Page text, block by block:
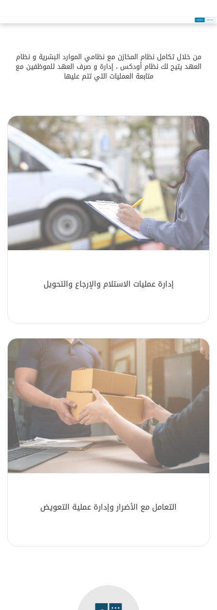
من خلال تكامل نظام المخازن مع نظامي الموارد البشرية و نظام
العهد يتيح لك نظام أودكس ، إدارة و صرف العهد للموظفين مع
متابعة العمليات التي تتم عليها
إدارة عمليات الاستلام والإرجاع والتحويل
التعامل مع الأضرار وإدارة عملية التعويض